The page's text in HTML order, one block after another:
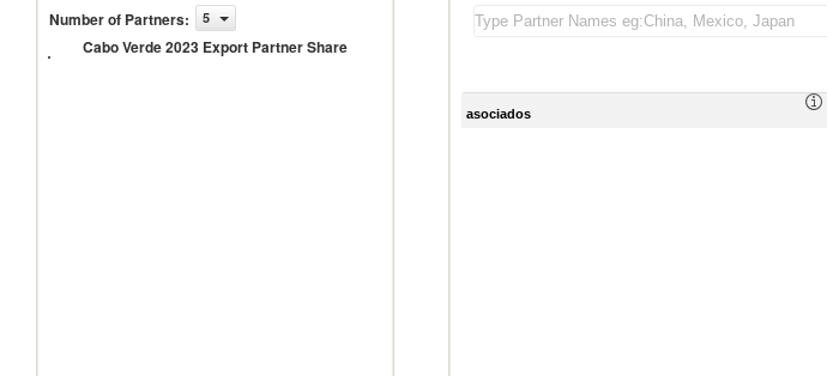
Number of Partners: 5
Cabo Verde 2023 Export Partner Share
Cabo
Verde
asociados